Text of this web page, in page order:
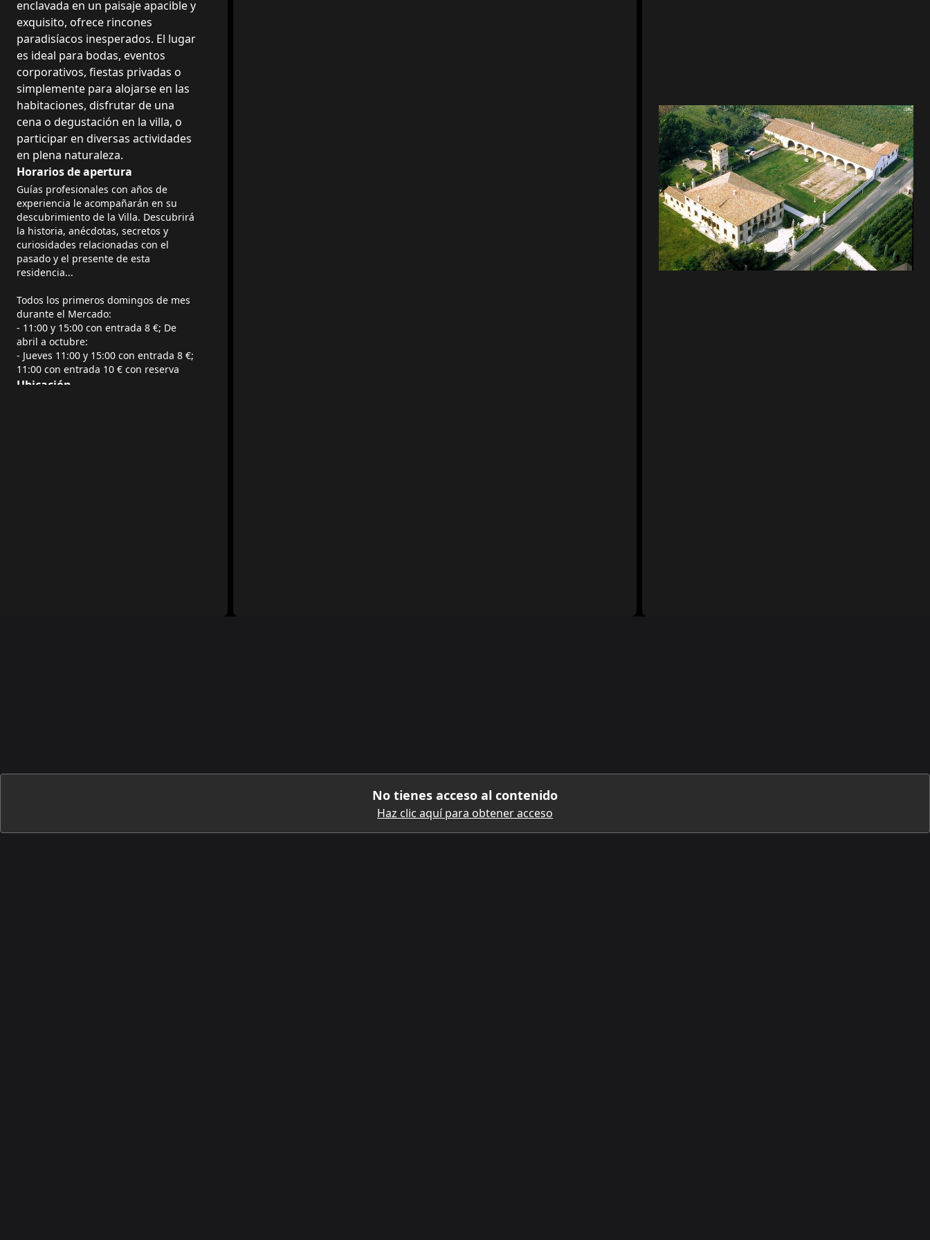
No tienes acceso al contenido
Haz clic aquí para obtener acceso
enclavada en un paisaje apacible y
exquisito, ofrece rincones
paradisíacos inesperados. El lugar
es ideal para bodas, eventos
corporativos, fiestas privadas o
simplemente para alojarse en las
habitaciones, disfrutar de una
cena o degustación en la villa, o
participar en diversas actividades
en plena naturaleza.
Horarios de apertura
Guías profesionales con años de
experiencia le acompañarán en su
descubrimiento de la Villa. Descubrirá
la historia, anécdotas, secretos y
curiosidades relacionadas con el
pasado y el presente de esta
residencia...
Todos los primeros domingos de mes
durante el Mercado:
- 11:00 y 15:00 con entrada 8 €; De
abril a octubre:
- Jueves 11:00 y 15:00 con entrada 8 €;
11:00 con entrada 10 € con reserva
Ubicación